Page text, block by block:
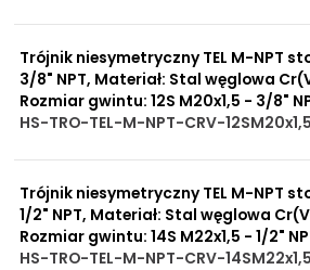
Trójnik niesymetryczny TEL M-NPT
3/8" NPT, Materiał: Stal węglowa
Rozmiar gwintu: 12S M20x1,5 - 3/8"
HS-TRO-TEL-M-NPT-CRV-
Trójnik niesymetryczny TEL M-NPT
1/2" NPT, Materiał: Stal węglowa
Rozmiar gwintu: 14S M22x1,5 - 1/2"
HS-TRO-TEL-M-NPT-CRV-